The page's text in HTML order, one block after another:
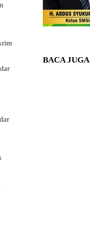
BACA JUGA